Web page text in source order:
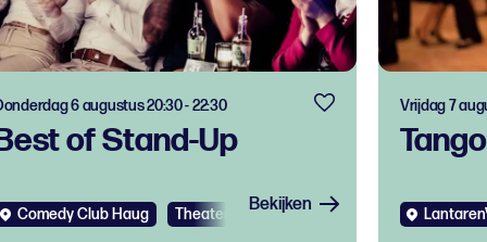
of Stand-Up
6 augustus 20:30 - 22:30
Comedy Club Haug Theater Bekijken
Vrijdag 7